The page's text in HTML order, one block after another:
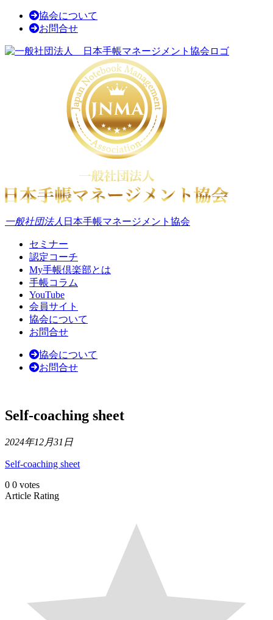
協会について
お問合せ
一般社団法人 日本手帳マネージメント協会
セミナー
認定コーチ
My手帳倶楽部とは
手帳コラム
YouTube
会員サイト
協会について
お問合せ
協会について
お問合せ
Self-coaching sheet
2024年12月31日
Self-coaching sheet
0 0 votes
Article Rating